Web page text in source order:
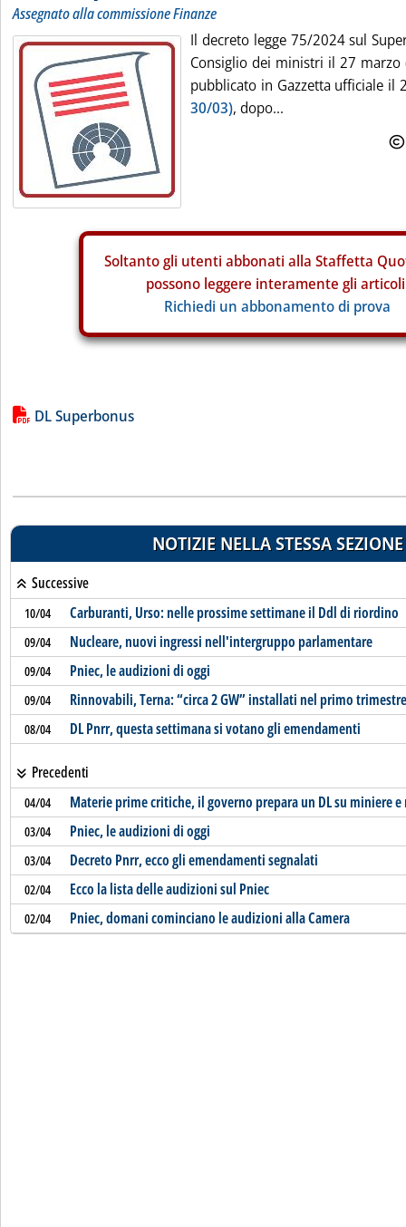
Assegnato alla commissione Finanze
Il decreto legge 75/2024 sul
Consiglio dei ministri il 27 marzo
pubblicato in Gazzetta ufficiale il
30/03), dopo...
Soltanto gli utenti abbonati alla Staffetta
possono leggere interamente gli
Richiedi un abbonamento di prova
Lista allegati PDF alla notizia
DL Superbonus
NOTIZIE NELLA STESSA SEZIONE
Successive
10/04 Carburanti, Urso: nelle prossime settimane il Ddl di riordino
09/04 Nucleare, nuovi ingressi nell'intergruppo parlamentare
09/04 Pniec, le audizioni di oggi
09/04 Rinnovabili, Terna: “circa 2 GW” installati nel primo
08/04 DL Pnrr, questa settimana si votano gli emendamenti
Precedenti
04/04 Materie prime critiche, il governo prepara un DL su miniere
03/04 Pniec, le audizioni di oggi
03/04 Decreto Pnrr, ecco gli emendamenti segnalati
02/04 Ecco la lista delle audizioni sul Pniec
02/04 Pniec, domani cominciano le audizioni alla Camera